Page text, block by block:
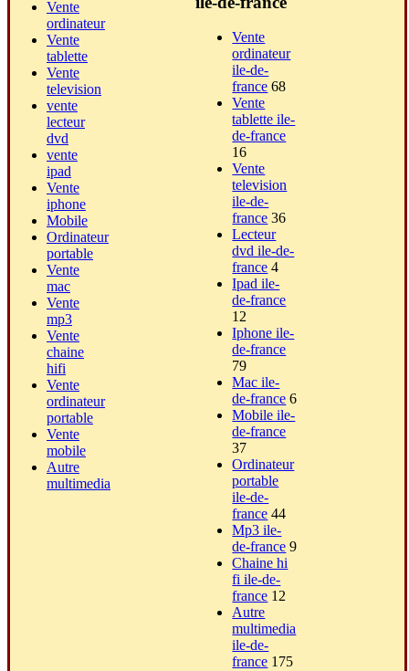
Vente
ordinateur
Vente
tablette
Vente
television
vente
lecteur
dvd
vente
ipad
Vente
iphone
Mobile
Ordinateur
portable
Vente
mac
Vente
mp3
Vente
chaine
hifi
Vente
ordinateur
portable
Vente
mobile
Autre
multimedia
Vente
ordinateur
ile-de-
france 68
Vente
tablette ile-
de-france
16
Vente
television
ile-de-
france 36
Lecteur
dvd ile-de-
france 4
Ipad ile-
de-france
12
Iphone ile-
de-france
79
Mac ile-
de-france 6
Mobile ile-
de-france
37
Ordinateur
portable
ile-de-
france 44
Mp3 ile-
de-france 9
Chaine hi
fi ile-de-
france 12
Autre
multimedia
ile-de-
france 175